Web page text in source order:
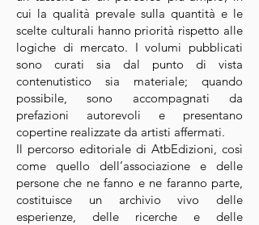
cui la qualità prevale sulla quantità e le
scelte culturali hanno priorità rispetto alle
logiche di mercato. I volumi pubblicati
sono curati sia dal punto di vista
contenutistico sia materiale; quando
possibile, sono accompagnati da
prefazioni autorevoli e presentano
copertine realizzate da artisti affermati.
Il percorso editoriale di AtbEdizioni, così
come quello dell’associazione e delle
persone che ne fanno e ne faranno parte,
costituisce un archivio vivo delle
esperienze, delle ricerche e delle